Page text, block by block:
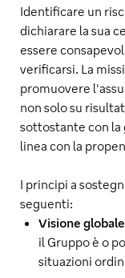
Identificare un
dichiarare la sua
essere
verificarsi. La
promuovere
non solo su
sottostante con la
linea con la
I principi a
seguenti:
Visione globale
il Gruppo è o
situazioni